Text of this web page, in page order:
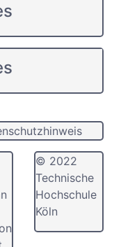
© 2022
Technische
Hochschule
Köln